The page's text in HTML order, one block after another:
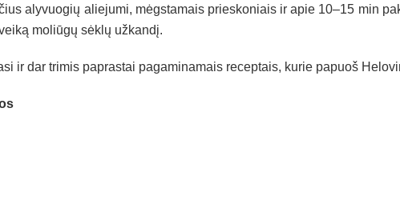
alyvuogių aliejumi, mėgstamais prieskoniais ir apie 10–15 min
moliūgų sėklų užkandį.
ir dar trimis paprastai pagaminamais receptais, kurie papuoš